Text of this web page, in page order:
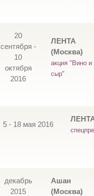
20
сентября -
10
октября
2016
ЛЕНТА
(Москва)
акция "Вино и
сыр"
5 - 18 мая 2016
декабрь
2015
Ашан
(Москва)